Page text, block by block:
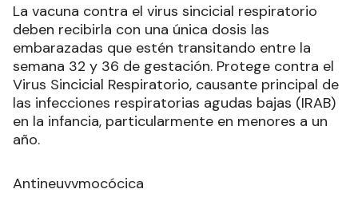
La vacuna contra el virus sincicial respiratorio
deben recibirla con una única dosis las
embarazadas que estén transitando entre la
semana 32 y 36 de gestación. Protege contra el
Virus Sincicial Respiratorio, causante principal de
las infecciones respiratorias agudas bajas (IRAB)
en la infancia, particularmente en menores a un
año.
Antineuvvmocócica